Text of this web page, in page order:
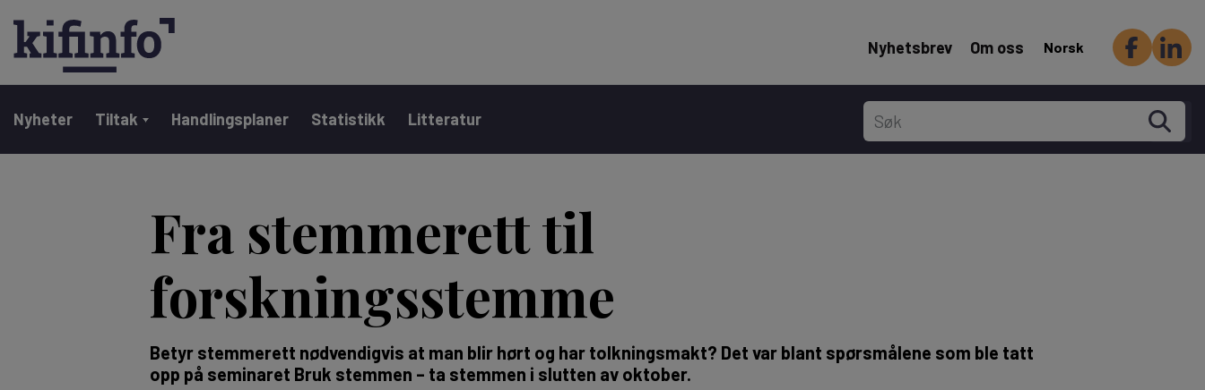
Header Secondary menu
Nyhetsbrev Om oss Norsk
Main navigation
Nyheter Tiltak Handlingsplaner Statistikk Litteratur
Fra stemmerett til
forskningsstemme
Betyr stemmerett nødvendigvis at man blir hørt og har tolkningsmakt? Det var blant spørsmålene som ble tatt
opp på seminaret Bruk stemmen – ta stemmen i slutten av oktober.